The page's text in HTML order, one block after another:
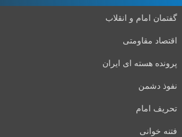
گفتمان امام و انقلاب
اقتصاد مقاومتی
پرونده هسته ای ایران
نفوذ دشمن
تحریف امام
فتنه خوانی